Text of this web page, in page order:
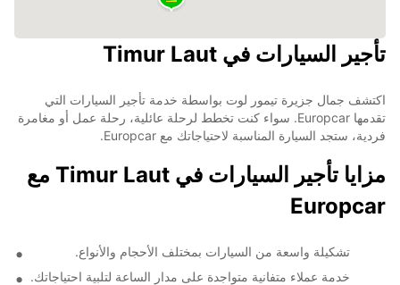
تأجير السيارات في Timur Laut
اكتشف جمال جزيرة تيمور لوت بواسطة خدمة تأجير السيارات التي
تقدمها Europcar. سواء كنت تخطط لرحلة عائلية، رحلة عمل أو مغامرة
فردية، ستجد السيارة المناسبة لاحتياجاتك مع Europcar.
مزايا تأجير السيارات في Timur Laut مع
Europcar
تشكيلة واسعة من السيارات بمختلف الأحجام والأنواع.
خدمة عملاء متفانية متواجدة على مدار الساعة لتلبية احتياجاتك.